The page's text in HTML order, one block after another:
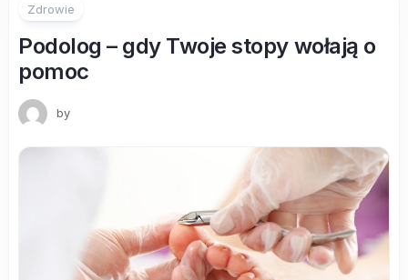
Zdrowie
Podolog – gdy Twoje stopy wołają o
pomoc
by